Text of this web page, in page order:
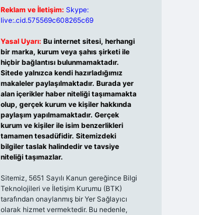
Reklam ve İletişim: Skype:
live:.cid.575569c608265c69
Yasal Uyarı: Bu internet sitesi, herhangi
bir marka, kurum veya şahıs şirketi ile
hiçbir bağlantısı bulunmamaktadır.
Sitede yalnızca kendi hazırladığımız
makaleler paylaşılmaktadır. Burada yer
alan içerikler haber niteliği taşımamakta
olup, gerçek kurum ve kişiler hakkında
paylaşım yapılmamaktadır. Gerçek
kurum ve kişiler ile isim benzerlikleri
tamamen tesadüfidir. Sitemizdeki
bilgiler taslak halindedir ve tavsiye
niteliği taşımazlar.
Sitemiz, 5651 Sayılı Kanun gereğince Bilgi
Teknolojileri ve İletişim Kurumu (BTK)
tarafından onaylanmış bir Yer Sağlayıcı
olarak hizmet vermektedir. Bu nedenle,